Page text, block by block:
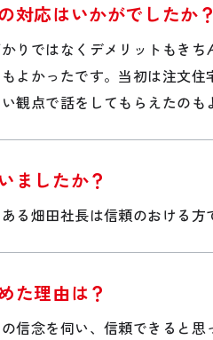
対応はいかがでしたか？
りではなくデメリットもき
よかったです。当初は注文
観点で話をしてもらえたのも
ましたか？
る畑田社長は信頼のおける方
た理由は？
信念を伺い、信頼できると